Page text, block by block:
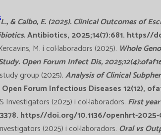
& Calbo, E. (2025). Clinical Outcomes of
Antibiotics, 2025;14(7):681. https//
M. i col·laboradors (2025). Whole
Open Forum Infect Dis,
group (2025).Analysis of Clinical
Open Forum Infectious Diseases 12(12),
Investigators (2025) i col·laboradors. First
https//doi.org/10.1136/openhrt-
(2025) i col·laboradors. Oral vs